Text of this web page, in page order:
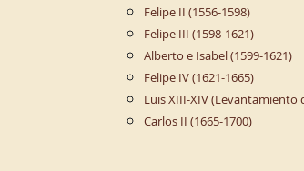
Felipe II (1556-1598)
Felipe III (1598-1621)
Alberto e Isabel (1599-1621)
Felipe IV (1621-1665)
Luis XIII-XIV (Levantamiento
Carlos II (1665-1700)